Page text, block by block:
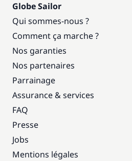
Globe Sailor
Qui sommes-nous ?
Comment ça marche ?
Nos garanties
Nos partenaires
Parrainage
Assurance & services
FAQ
Presse
Jobs
Mentions légales